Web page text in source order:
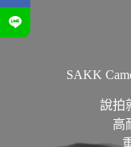
SAKK
說拍
高